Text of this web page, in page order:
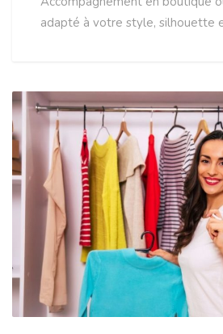
adapté à votre style, silhouette